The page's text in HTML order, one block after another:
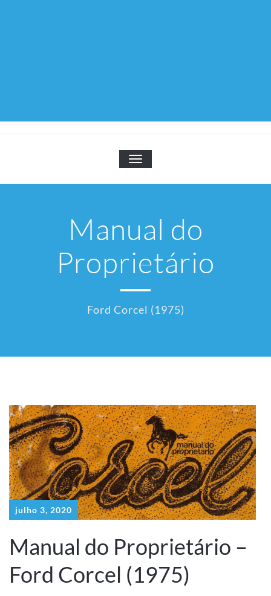
TOGGLE NAVIGATION
Manual do
Proprietário
Ford Corcel (1975)
julho 3, 2020
Manual do Proprietário –
Ford Corcel (1975)